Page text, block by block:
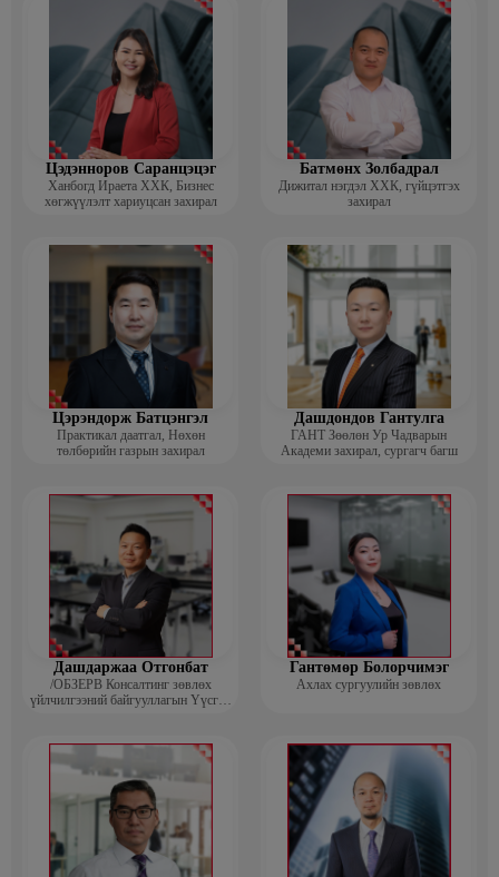
Цэдэнноров Саранцэцэг
Ханбогд Ираета ХХК, Бизнес
хөгжүүлэлт хариуцсан захирал
Батмөнх Золбадрал
Дижитал нэгдэл ХХК, гүйцэтгэх
захирал
Цэрэндорж Батцэнгэл
Практикал даатгал, Нөхөн
төлбөрийн газрын захирал
Дашдондов Гантулга
ГАНТ Зөөлөн Ур Чадварын
Академи захирал, сургагч багш
Дашдаржаа Отгонбат
/ОБЗЕРВ Консалтинг зөвлөх
үйлчилгээний байгууллагын Үүсгэн
Гантөмөр Болорчимэг
Ахлах сургуулийн зөвлөх